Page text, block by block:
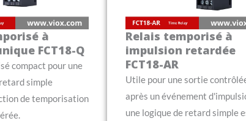
à
FCT18-Q
compact pour une
simple
de temporisation
Relais temporisé à
impulsion retardée
FCT18-AR
Utile pour une sortie
après un événement
une logique de retard simple